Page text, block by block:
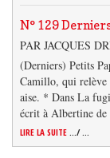
N° 129
PAR JACQUES
(Derniers) Petits
Camillo, qui relève
aise. * Dans La
écrit à Albertine
LIRE LA SUITE .../ ...